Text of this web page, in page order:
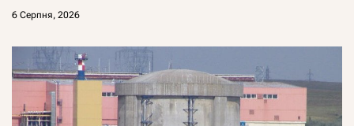
6 Серпня, 2026